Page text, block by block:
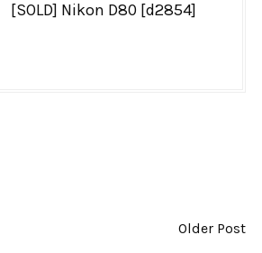
[SOLD] Nikon D80 [d2854]
Older Post